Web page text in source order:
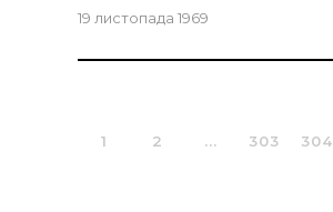
19 листопада 1969
1 2 ... 303 304